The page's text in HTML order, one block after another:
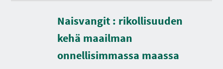
Naisvangit : rikollisuuden
kehä maailman
onnellisimmassa maassa
D
u
r
a